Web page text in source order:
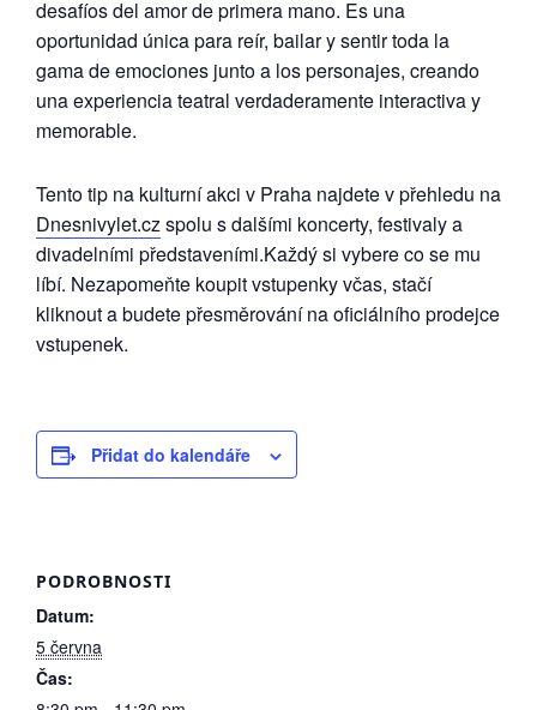
desafíos del amor de primera mano. Es una
oportunidad única para reír, bailar y sentir toda la
gama de emociones junto a los personajes, creando
una experiencia teatral verdaderamente interactiva y
memorable.
Tento tip na kulturní akci v Praha najdete v přehledu na
Dnesnivylet.czspolu s dalšími koncerty, festivaly a
divadelními představeními.Každý si vybere co se mu
líbí. Nezapomeňte koupit vstupenky včas, stačí
kliknout a budete přesměrování na oficiálního prodejce
vstupenek.
Přidat do kalendáře
PODROBNOSTI
Datum:
5 června
Čas: